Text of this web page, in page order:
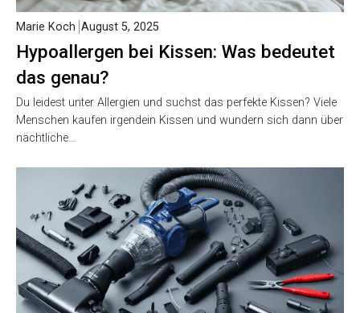
Hypoallergen bei Kissen: Was bedeutet
das genau?
Marie Koch August 5, 2025
Du leidest unter Allergien und suchst das perfekte Kissen? Viele
Menschen kaufen irgendein Kissen und wundern sich dann über
nächtliche…